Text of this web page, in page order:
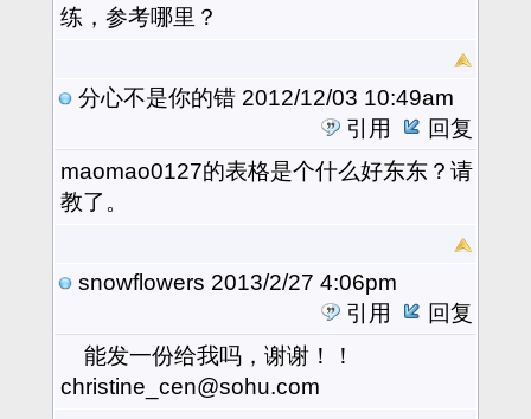
练，参考哪里？
分心不是你的错 2012/12/03 10:49am
引用
回复
maomao0127的表格是个什么好东东？请
教了。
snowflowers 2013/2/27 4:06pm
引用
回复
能发一份给我吗，谢谢！！
christine_cen@sohu.com